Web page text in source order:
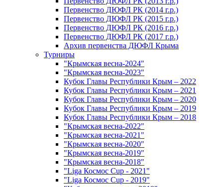
Первенство ДЮФЛ РК (2014 г.р.)
Первенство ДЮФЛ РК (2015 г.р.)
Первенство ДЮФЛ РК (2016 г.р.)
Первенство ДЮФЛ РК (2017 г.р.)
Архив первенства ДЮФЛ Крыма
Турниры
"Крымская весна-2024"
"Крымская весна-2023"
Кубок Главы Республики Крым – 2022
Кубок Главы Республики Крым – 2021
Кубок Главы Республики Крым – 2020
Кубок Главы Республики Крым – 2019
Кубок Главы Республики Крым – 2018
"Крымская весна-2022"
"Крымская весна-2021"
"Крымская весна-2020"
"Крымская весна-2019"
"Крымская весна-2018"
"Liga Космос Cup - 2021"
"Liga Космос Cup - 2019"